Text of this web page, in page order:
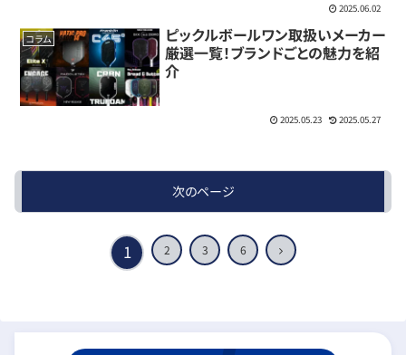
2025.06.02
コラム
ピックルボールワン取扱いメーカー
厳選一覧！ブランドごとの魅力を紹
介
2025.05.23 2025.05.27
次のページ
1 2 3 6
次